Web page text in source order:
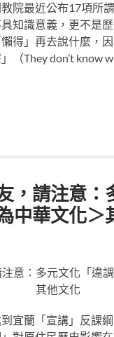
院最近公布17項所
知識意義，更不是
得」再去說什麼，
（They don’t know
，請注意：
中華文化＞
意：多元文化「違
其他文化
宜蘭「宣講」反課